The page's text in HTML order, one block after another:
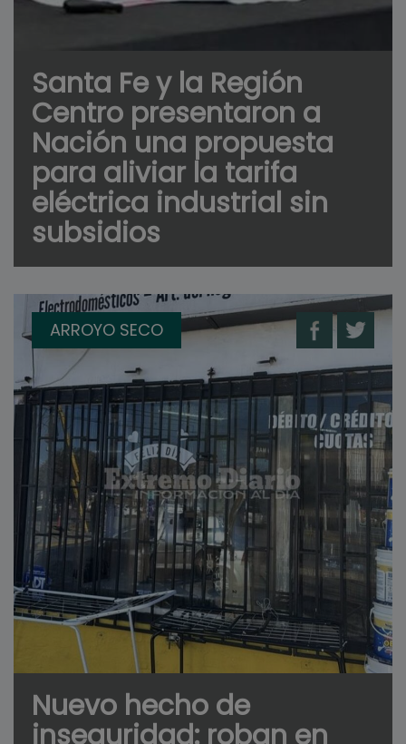
Santa Fe y la Región
Centro presentaron a
Nación una propuesta
para aliviar la tarifa
eléctrica industrial sin
subsidios
ARROYO SECO
Nuevo hecho de
inseguridad: roban en